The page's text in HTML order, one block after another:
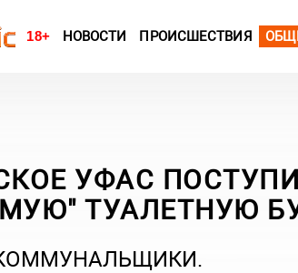
18+ НОВОСТИ ПРОИСШЕСТВИЯ
УФАС
ТУАЛЕТНУЮ